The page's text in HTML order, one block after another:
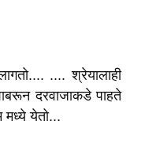
.... श्रेयालाही
दरवाजाकडे पाहते
येतो...